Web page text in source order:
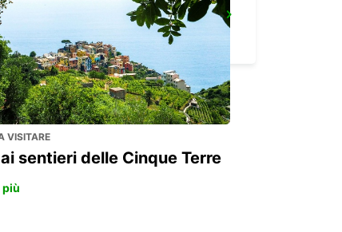
BEAUVAIS AEROPORTO
- FRANCE
VISITARE
sentieri delle Cinque Terre
più